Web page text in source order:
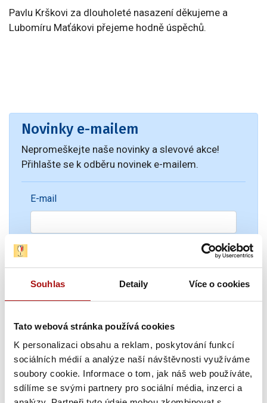
Souhlas Detaily Více o cookies
Tato webová stránka používá cookies
K personalizaci obsahu a reklam, poskytování funkcí
sociálních médií a analýze naší návštěvnosti využíváme
soubory cookie. Informace o tom, jak náš web používáte,
sdílíme se svými partnery pro sociální média, inzerci a
Pavlu Krškovi za dlouholeté nasazení děkujeme a
Lubomíru Maťákovi přejeme hodně úspěchů.
Novinky e-mailem
Nepromeškejte naše novinky a slevové akce!
Přihlašte se k odběru novinek e-mailem.
E-mail
Novinky